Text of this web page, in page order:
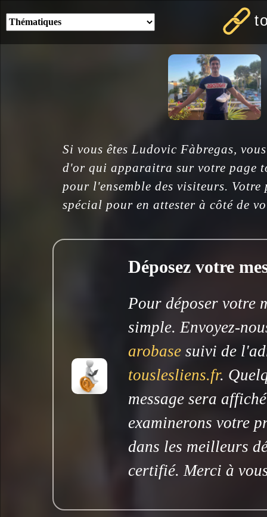
Si vous êtes Ludovic Fàbregas,
d'or qui apparaitra sur votre page
pour l'ensemble des visiteurs.
spécial pour en attester à côté de
Déposez votre
Pour déposer votre
simple. Envoyez-
arobase suivi de
touslesliens.fr.
message sera
examinerons votre
dans les meilleurs
certifié. Merci à